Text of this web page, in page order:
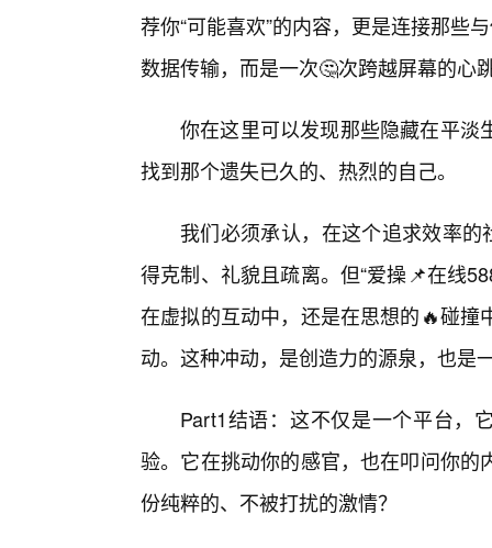
荐你“可能喜欢”的内容，更是连接那些
数据传输，而是一次🤔次跨越屏幕的心
你在这里可以发现那些隐藏在平淡
找到那个遗失已久的、热烈的自己。
我们必须承认，在这个追求效率的
得克制、礼貌且疏离。但“爱操📌在线
在虚拟的互动中，还是在思想的🔥碰
动。这种冲动，是创造力的源泉，也是
Part1结语：这不仅是一个平台，
验。它在挑动你的感官，也在叩问你
份纯粹的、不被打扰的激情？